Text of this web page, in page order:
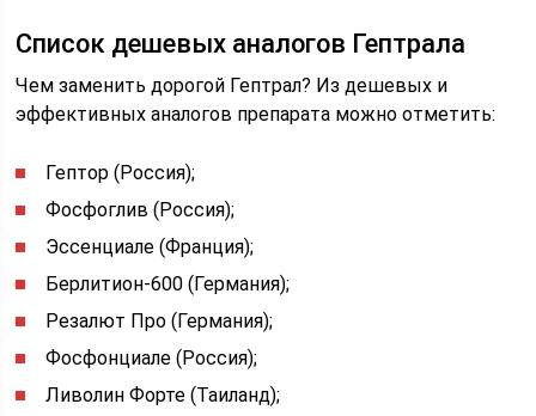
Список дешевых аналогов Гептрала
Чем заменить дорогой Гептрал? Из дешевых и
эффективных аналогов препарата можно отметить:
Гептор (Россия);
Фосфоглив (Россия);
Эссенциале (Франция);
Берлитион-600 (Германия);
Резалют Про (Германия);
Фосфонциале (Россия);
Ливолин Форте (Таиланд);